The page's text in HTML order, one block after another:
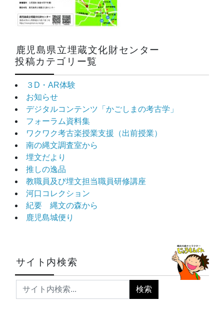
鹿児島県立埋蔵文化財センター
投稿カテゴリー覧
３D・AR体験
お知らせ
デジタルコンテンツ「かごしまの考古学」
フォーラム資料集
ワクワク考古楽授業支援（出前授業）
南の縄文調査室から
埋文だより
推しの逸品
教職員及び埋文担当職員研修講座
河口コレクション
紀要 縄文の森から
鹿児島城便り
サイト内検索